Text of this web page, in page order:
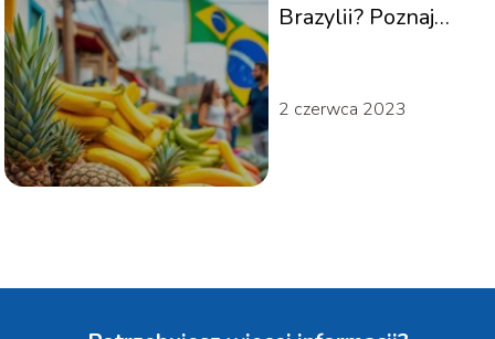
Brazylii? Poznaj
2 czerwca 2023